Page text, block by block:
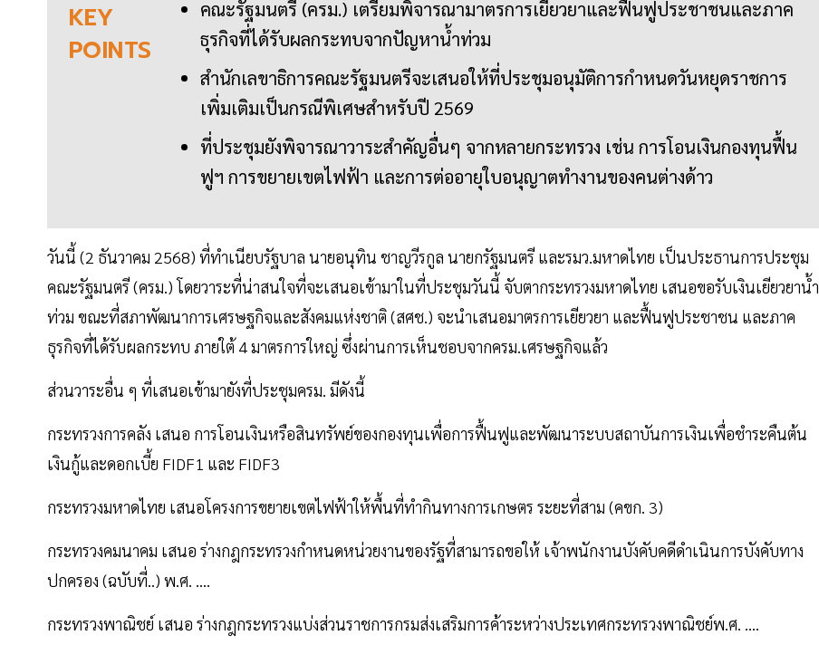
KEY
POINTS
คณะรัฐมนตรี (ครม.) เตรียมพิจารณามาตรการเยียวยาและฟื้นฟูประชาชนและภาค
ธุรกิจที่ได้รับผลกระทบจากปัญหาน้ำท่วม
สำนักเลขาธิการคณะรัฐมนตรีจะเสนอให้ที่ประชุมอนุมัติการกำหนดวันหยุดราชการ
เพิ่มเติมเป็นกรณีพิเศษสำหรับปี 2569
ที่ประชุมยังพิจารณาวาระสำคัญอื่นๆ จากหลายกระทรวง เช่น การโอนเงินกองทุนฟื้น
ฟูฯ การขยายเขตไฟฟ้า และการต่ออายุใบอนุญาตทำงานของคนต่างด้าว
วันนี้ (2 ธันวาคม 2568) ที่ทำเนียบรัฐบาล นายอนุทิน ชาญวีรกูล นายกรัฐมนตรี และรมว.มหาดไทย เป็นประธานการประชุม
คณะรัฐมนตรี (ครม.) โดยวาระที่น่าสนใจที่จะเสนอเข้ามาในที่ประชุมวันนี้ จับตากระทรวงมหาดไทย เสนอขอรับเงินเยียวยาน้ำ
ท่วม ขณะที่สภาพัฒนาการเศรษฐกิจและสังคมแห่งชาติ (สศช.) จะนำเสนอมาตรการเยียวยา และฟื้นฟูประชาชน และภาค
ธุรกิจที่ได้รับผลกระทบ ภายใต้ 4 มาตรการใหญ่ ซึ่งผ่านการเห็นชอบจากครม.เศรษฐกิจแล้ว
ส่วนวาระอื่น ๆ ที่เสนอเข้ามายังที่ประชุมครม. มีดังนี้
กระทรวงการคลัง เสนอ การโอนเงินหรือสินทรัพย์ของกองทุนเพื่อการฟื้นฟูและพัฒนาระบบสถาบันการเงินเพื่อชำระคืนต้น
เงินกู้และดอกเบี้ย FIDF1 และ FIDF3
กระทรวงมหาดไทย เสนอโครงการขยายเขตไฟฟ้าให้พื้นที่ทำกินทางการเกษตร ระยะที่สาม (คขก. 3)
กระทรวงคมนาคม เสนอ ร่างกฎกระทรวงกำหนดหน่วยงานของรัฐที่สามารถขอให้ เจ้าพนักงานบังคับคดีดำเนินการบังคับทาง
ปกครอง (ฉบับที่..) พ.ศ. ....
กระทรวงพาณิชย์ เสนอ ร่างกฎกระทรวงแบ่งส่วนราชการกรมส่งเสริมการค้าระหว่างประเทศกระทรวงพาณิชย์พ.ศ. ....